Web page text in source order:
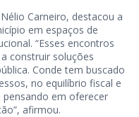
Carneiro, destacou a
em espaços de
“Esses encontros
construir soluções
Conde tem buscado
no equilíbrio fiscal e
em oferecer
afirmou.